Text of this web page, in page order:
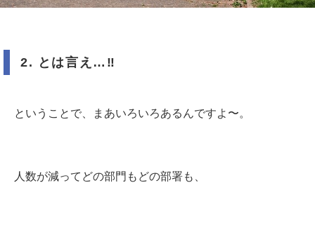
2. とは言え … ‼️
ということで、まあいろいろあるんですよ〜。
人数が減ってどの部門もどの部署も、